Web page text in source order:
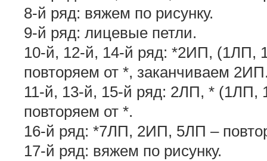
8-й ряд: вяжем по рисунку.
9-й ряд: лицевые петли.
10-й, 12-й, 14-й ряд: *2ИП, (1ЛП,
повторяем от *, заканчиваем
11-й, 13-й, 15-й ряд: 2ЛП, * (1ЛП,
повторяем от *.
16-й ряд: *7ЛП, 2ИП, 5ЛП –
17-й ряд: вяжем по рисунку.